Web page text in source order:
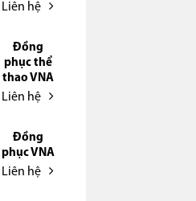
Liên hệ
Đồng
phục thể
thao VNA
Liên hệ
Đồng
phục VNA
Liên hệ